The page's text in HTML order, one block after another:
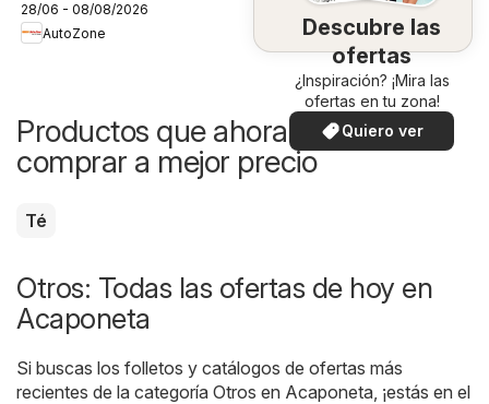
28/06 - 08/08/2026
AutoZone
Descubre las
ofertas
¿Inspiración? ¡Mira las
ofertas en tu zona!
Quiero ver
Productos que ahora puedes
comprar a mejor precio
Té
Otros: Todas las ofertas de hoy en
Acaponeta
Si buscas los folletos y catálogos de ofertas más
recientes de la categoría Otros en Acaponeta, ¡estás en el